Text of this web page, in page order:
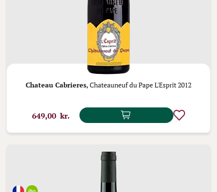
Chateau Cabrieres, Chateauneuf du Pape L'Esprit 2012
649,00 kr.